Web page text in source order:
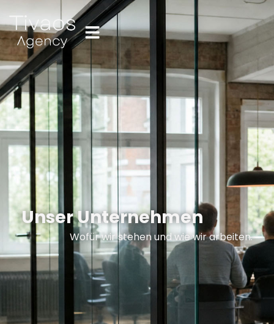
Unser Unternehmen
Wofür wir stehen und wie wir arbeiten.